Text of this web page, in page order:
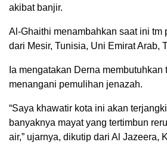
akibat banjir.
Al-Ghaithi menambahkan saat ini tm
dari Mesir, Tunisia, Uni Emirat Arab,
Ia mengatakan Derna membutuhkan
menangani pemulihan jenazah.
“Saya khawatir kota ini akan
banyaknya mayat yang tertimbun
air,” ujarnya, dikutip dari Al Jazeera,